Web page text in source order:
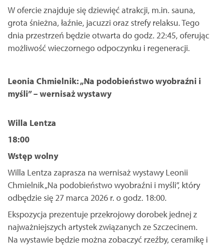
W ofercie znajduje się dziewięć atrakcji, m.in. sauna,
grota śnieżna, łaźnie, jacuzzi oraz strefy relaksu. Tego
dnia przestrzeń będzie otwarta do godz. 22:45, oferując
możliwość wieczornego odpoczynku i regeneracji.
Leonia Chmielnik: „Na podobieństwo wyobraźni i
myśli” – wernisaż wystawy
Willa Lentza
18:00
Wstęp wolny
Willa Lentza zaprasza na wernisaż wystawy Leonii
Chmielnik „Na podobieństwo wyobraźni i myśli”, który
odbędzie się 27 marca 2026 r. o godz. 18:00.
Ekspozycja prezentuje przekrojowy dorobek jednej z
najważniejszych artystek związanych ze Szczecinem.
Na wystawie będzie można zobaczyć rzeźby, ceramikę i